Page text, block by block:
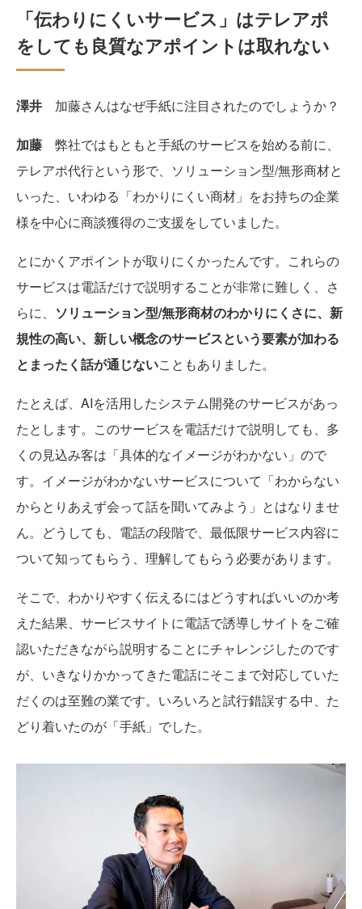
「伝わりにくいサービス」はテレアポ
をしても良質なアポイントは取れない
澤井 加藤さんはなぜ手紙に注目されたのでしょうか？
加藤 弊社ではもともと手紙のサービスを始める前に、
テレアポ代行という形で、ソリューション型/無形商材と
いった、いわゆる「わかりにくい商材」をお持ちの企業
様を中心に商談獲得のご支援をしていました。
とにかくアポイントが取りにくかったんです。これらの
サービスは電話だけで説明することが非常に難しく、さ
らに、 ソリューション型/無形商材のわかりにくさに、新
規性の高い、新しい概念のサービスという要素が加わる
とまったく話が通じないこともありました。
たとえば、AIを活用したシステム開発のサービスがあっ
たとします。このサービスを電話だけで説明しても、多
くの見込み客は「具体的なイメージがわかない」ので
す。イメージがわかないサービスについて「わからない
からとりあえず会って話を聞いてみよう」とはなりませ
ん。どうしても、電話の段階で、最低限サービス内容に
ついて知ってもらう、理解してもらう必要があります。
そこで、わかりやすく伝えるにはどうすればいいのか考
えた結果、サービスサイトに電話で誘導しサイトをご確
認いただきながら説明することにチャレンジしたのです
が、いきなりかかってきた電話にそこまで対応していた
だくのは至難の業です。いろいろと試行錯誤する中、た
どり着いたのが「手紙」でした。